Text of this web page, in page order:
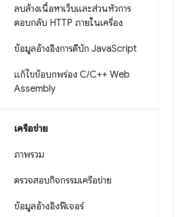
ลบล้างเนื้อหาเว็บและส่วนหัวการ
ตอบกลับ HTTP ภายในเครื่อง
ข้อมูลอ้างอิงการดีบัก JavaScript
แก้ไขข้อบกพร่อง C/C++ Web
Assembly
เครือข่าย
ภาพรวม
ตรวจสอบกิจกรรมเครือข่าย
ข้อมูลอ้างอิงฟีเจอร์